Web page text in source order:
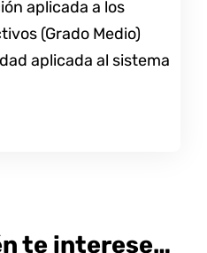
aplicada a los
(Grado Medio)
aplicada al sistema
te interese…